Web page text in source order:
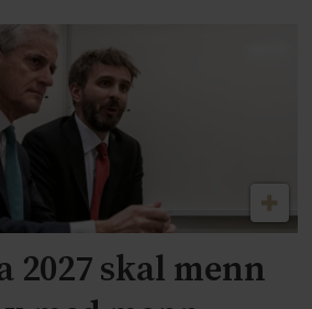
2027 skal menn